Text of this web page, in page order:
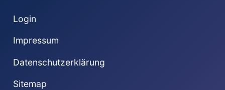
Login
Impressum
Datenschutzerklärung
Sitemap